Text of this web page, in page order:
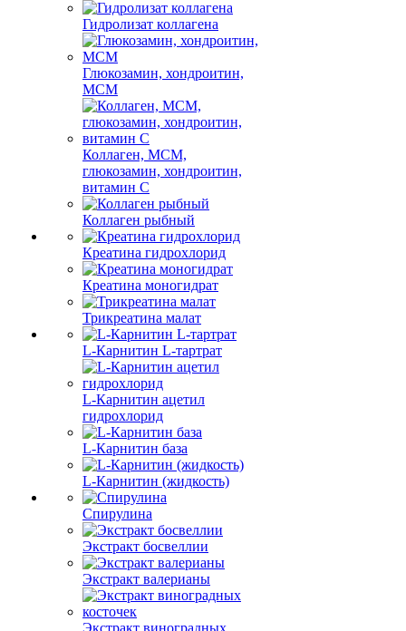
Гидролизат коллагена
Глюкозамин, хондроитин,
МСМ
Коллаген, МСМ,
глюкозамин, хондроитин,
витамин С
Коллаген рыбный
Креатина гидрохлорид
Креатина моногидрат
Трикреатина малат
L-Карнитин L-тартрат
L-Карнитин ацетил
гидрохлорид
L-Карнитин база
L-Карнитин (жидкость)
Спирулина
Экстракт босвеллии
Экстракт валерианы
Экстракт виноградных